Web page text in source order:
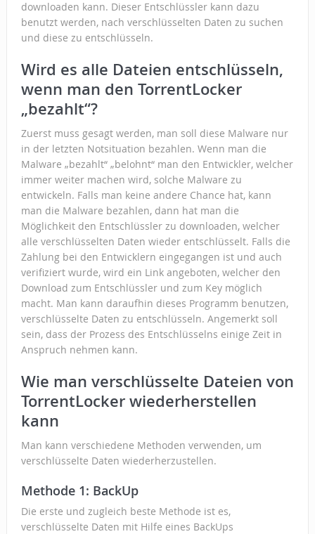
downloaden kann. Dieser Entschlüssler kann dazu
benutzt werden, nach verschlüsselten Daten zu suchen
und diese zu entschlüsseln.
Wird es alle Dateien entschlüsseln,
wenn man den TorrentLocker
„bezahlt“?
Zuerst muss gesagt werden, man soll diese Malware nur
in der letzten Notsituation bezahlen. Wenn man die
Malware „bezahlt“ „belohnt“ man den Entwickler, welcher
immer weiter machen wird, solche Malware zu
entwickeln. Falls man keine andere Chance hat, kann
man die Malware bezahlen, dann hat man die
Möglichkeit den Entschlüssler zu downloaden, welcher
alle verschlüsselten Daten wieder entschlüsselt. Falls die
Zahlung bei den Entwicklern eingegangen ist und auch
verifiziert wurde, wird ein Link angeboten, welcher den
Download zum Entschlüssler und zum Key möglich
macht. Man kann daraufhin dieses Programm benutzen,
verschlüsselte Daten zu entschlüsseln. Angemerkt soll
sein, dass der Prozess des Entschlüsselns einige Zeit in
Anspruch nehmen kann.
Wie man verschlüsselte Dateien von
TorrentLocker wiederherstellen
kann
Man kann verschiedene Methoden verwenden, um
verschlüsselte Daten wiederherzustellen.
Methode 1: BackUp
Die erste und zugleich beste Methode ist es,
verschlüsselte Daten mit Hilfe eines BackUps